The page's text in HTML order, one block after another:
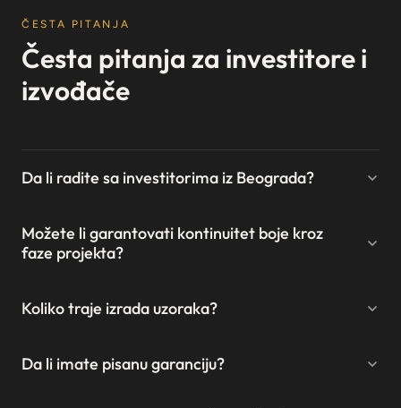
ČESTA PITANJA
Česta pitanja za investitore i
izvođače
Da li radite sa investitorima iz Beograda?
Možete li garantovati kontinuitet boje kroz
faze projekta?
Koliko traje izrada uzoraka?
Da li imate pisanu garanciju?